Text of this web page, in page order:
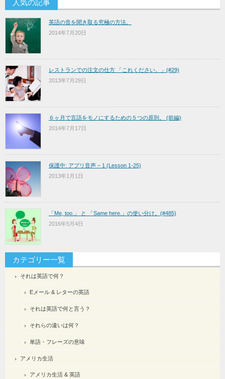
人気の記事
英語の音を聞き取る究極の方法。
2014年7月20日
レストランでの注文の仕方 「これください。」(#29)
2013年7月29日
６ヶ月で言語をモノにするための５つの原則。 (前編)
2014年7月17日
保護中: アプリ音声 – 1 (Lesson 1-25)
2013年1月1日
「Me, too.」 と 「Same here.」の使い分け。(#485)
2016年5月4日
カテゴリー一覧
それは英語で何？
Eメール & レターの英語
それは英語で何と言う？
それらの違いは何？
単語・フレーズの意味
アメリカ生活
アメリカ生活 & 英語